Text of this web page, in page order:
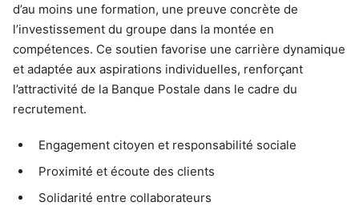
d’au moins une formation, une preuve concrète de
l’investissement du groupe dans la montée en
compétences. Ce soutien favorise une carrière dynamique
et adaptée aux aspirations individuelles, renforçant
l’attractivité de la Banque Postale dans le cadre du
recrutement.
Engagement citoyen et responsabilité sociale
Proximité et écoute des clients
Solidarité entre collaborateurs